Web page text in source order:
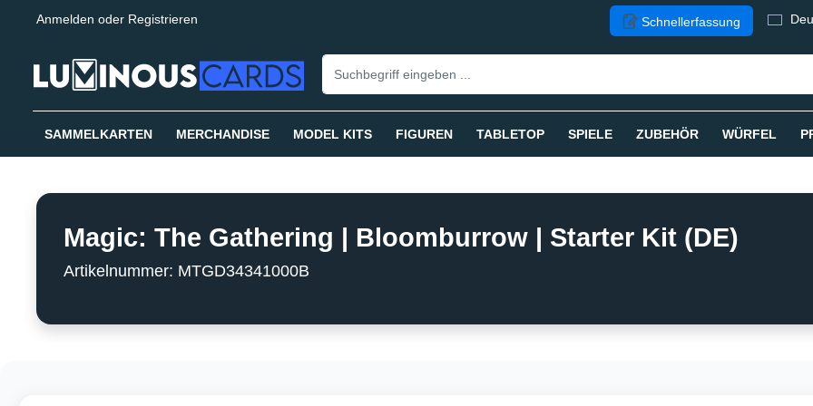
Zur Hauptnavigation springen
Anmelden oder Registrieren Schnellerfassung
SAMMELKARTEN MERCHANDISE MODEL KITS FIGUREN TABLETOP SPIELE ZUBEHÖR WÜRFEL
Magic: The Gathering | Bloomburrow | Starter Kit (DE)
Artikelnummer: MTGD34341000B